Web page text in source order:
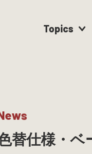
Topics
ews
替仕様・ベ